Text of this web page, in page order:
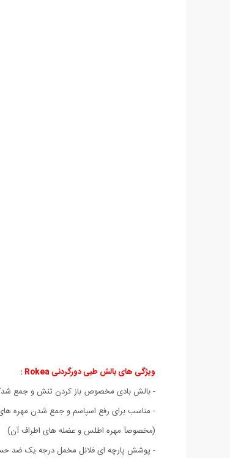
ویژگی های بالش طبی دورگردنی Rokea :
- بالش بادی مخصوص باز کردن تنش و جمع
- مناسب برای رفع اسپاسم و جمع شدن مهره
(مخصوصآ مهره اطلس و عضله های اطراف آن)
- پوشش پارچه ای فلانل مخمل درجه یک ضد